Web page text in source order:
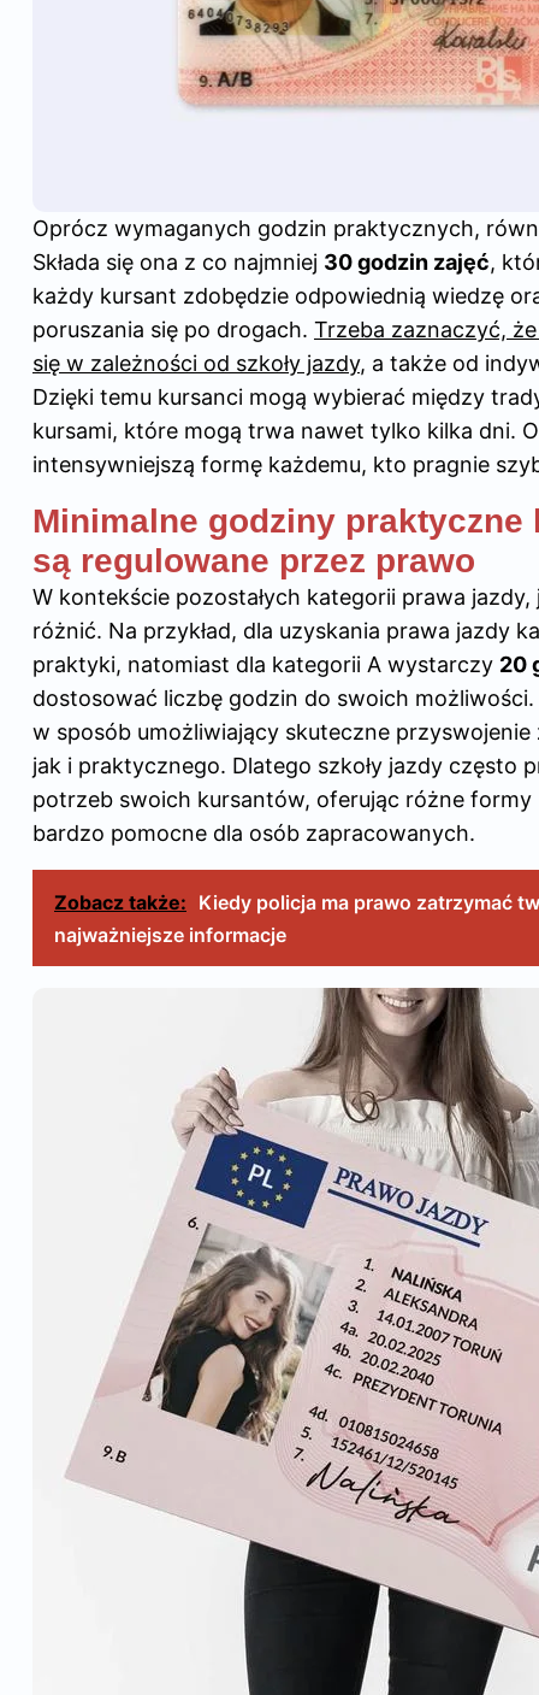
Oprócz wymaganych godzin praktycznych,
Składa się ona z co najmniej 30 godzin zajęć,
każdy kursant zdobędzie odpowiednią wiedzę
poruszania się po drogach. Trzeba zaznaczyć,
się w zależności od szkoły jazdy, a także od
Dzięki temu kursanci mogą wybierać między
kursami, które mogą trwa nawet tylko kilka dni.
intensywniejszą formę każdemu, kto pragnie
Minimalne godziny praktyczne
są regulowane przez prawo
W kontekście pozostałych kategorii prawa
różnić. Na przykład, dla uzyskania prawa jazdy
praktyki, natomiast dla kategorii A wystarczy 20
dostosować liczbę godzin do swoich
w sposób umożliwiający skuteczne
jak i praktycznego. Dlatego szkoły jazdy często
potrzeb swoich kursantów, oferując różne
bardzo pomocne dla osób zapracowanych.
Zobacz także: Kiedy policja ma prawo zatrzymać
najważniejsze informacje